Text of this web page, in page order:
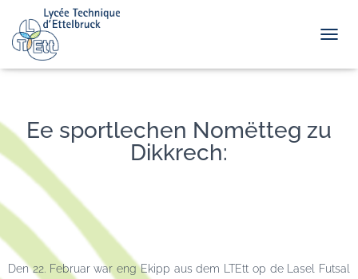
Ee sportlechen Nomëtteg zu
Dikkrech:
Den 22. Februar war eng Ekipp aus dem LTEtt op de Lasel Futsal